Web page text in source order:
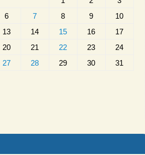
6 7 8 9
10
13 14 15 16
17
20 21 22 23
24
27 28 29 30
31